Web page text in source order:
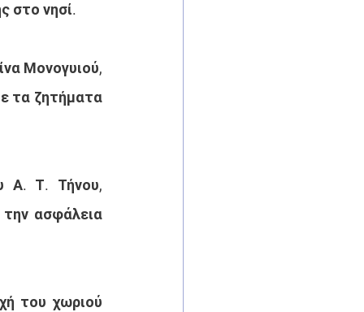
στο νησί.
Μονογυιού,
τα ζητήματα
Α. Τ. Τήνου,
ασφάλεια
του χωριού